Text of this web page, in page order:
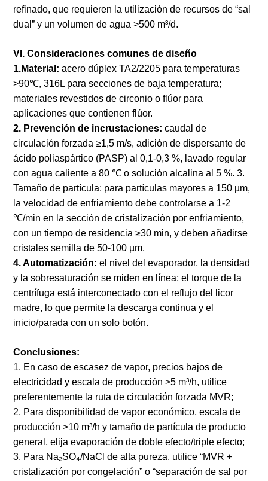
refinado, que requieren la utilización de recursos de “sal
dual” y un volumen de agua >500 m³/d.
VI. Consideraciones comunes de diseño
1.Material: acero dúplex TA2/2205 para temperaturas
>90℃, 316L para secciones de baja temperatura;
materiales revestidos de circonio o flúor para
aplicaciones que contienen flúor.
2. Prevención de incrustaciones: caudal de
circulación forzada ≥1,5 m/s, adición de dispersante de
ácido poliaspártico (PASP) al 0,1-0,3 %, lavado regular
con agua caliente a 80 ℃ o solución alcalina al 5 %. 3.
Tamaño de partícula: para partículas mayores a 150 µm,
la velocidad de enfriamiento debe controlarse a 1-2
℃/min en la sección de cristalización por enfriamiento,
con un tiempo de residencia ≥30 min, y deben añadirse
cristales semilla de 50-100 µm.
4. Automatización: el nivel del evaporador, la densidad
y la sobresaturación se miden en línea; el torque de la
centrífuga está interconectado con el reflujo del licor
madre, lo que permite la descarga continua y el
inicio/parada con un solo botón.
Conclusiones:
1. En caso de escasez de vapor, precios bajos de
electricidad y escala de producción >5 m³/h, utilice
preferentemente la ruta de circulación forzada MVR;
2. Para disponibilidad de vapor económico, escala de
producción >10 m³/h y tamaño de partícula de producto
general, elija evaporación de doble efecto/triple efecto;
3. Para Na₂SO₄/NaCl de alta pureza, utilice “MVR +
cristalización por congelación” o “separación de sal por